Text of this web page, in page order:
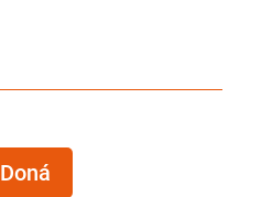
Doná